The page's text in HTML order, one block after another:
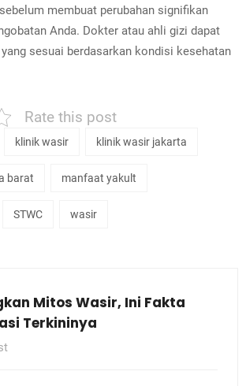
membuat perubahan signifikan
Anda. Dokter atau ahli gizi dapat
sesuai berdasarkan kondisi kesehatan
Rate this post
klinik wasir klinik wasir jakarta
barat manfaat yakult
STWC wasir
Mitos Wasir, Ini Fakta
Terkininya